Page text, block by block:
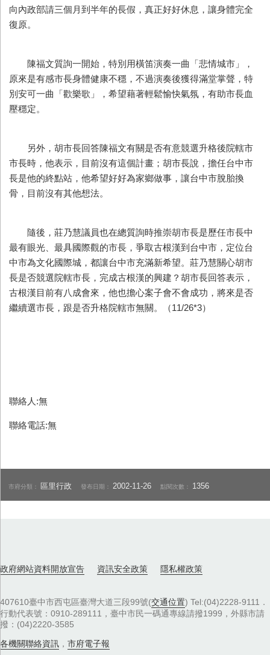
向內政部請三個月到半年的長假，真正好好休息，讓身體完全
復原。
陳福文質詢一開始，特別用橫笛演奏一曲「悲情城市」，
原來是有感市長身體健康不穩，不過演奏後獲得滿堂掌聲，特
別安可一曲「歡樂歌」，希望藉著輕鬆愉快氣氛，有助市長血
壓穩定。
另外，胡市長回答陳福文有關是否有意競選升格後院轄市
市長時，他表示，目前沒有這個計畫；胡市長說，擔任台中市
長是他的終點站，他希望好好為家鄉做事，讓台中市脫胎換
骨，目前沒有其他想法。
隨後，莊乃慧議員也在總質詢時推崇胡市長是歷任市長中
最有眼光、最具國際觀的市長，爭取古根漢到台中市，定位台
中市為文化國際城，都讓台中市充滿新希望。莊乃慧關心胡市
長是否競選院轄市長，完成古根漢的興建？胡市長回答表示，
古根漢目前有八成會來，他也擔心案子會不會成功，將來是否
繼續選市長，跟是否升格院轄市無關。（11/26*3）
聯絡人:無
聯絡電話:無
市府分類： 區里行政 發布日期： 2002-11-26 點閱次數： 1356
政府網站資料開放宣告 資訊安全政策 隱私權政策
407610臺中市西屯區臺灣大道三段99號(交通位置) Tel:(04)2228-9111．
行動代表號：0910-289111，臺中市民一碼通專線請撥1999，外縣市請
撥：(04)2220-3585
各機關聯絡資訊 ， 市府電子報